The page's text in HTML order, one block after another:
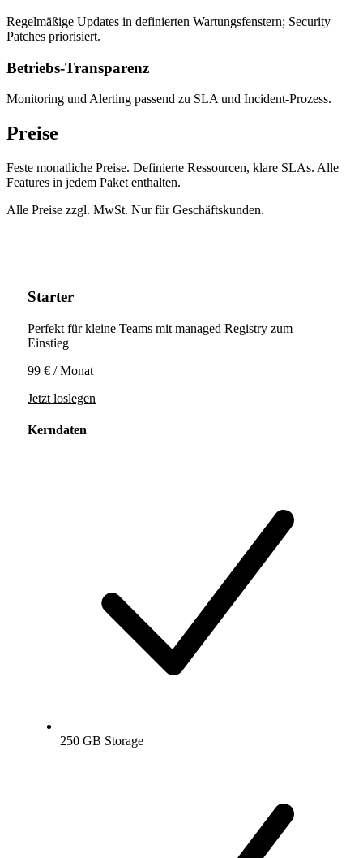
Regelmäßige Updates in definierten Wartungsfenstern; Security
Patches priorisiert.
Betriebs-Transparenz
Monitoring und Alerting passend zu SLA und Incident-Prozess.
Preise
Feste monatliche Preise. Definierte Ressourcen, klare SLAs. Alle
Features in jedem Paket enthalten.
Alle Preise zzgl. MwSt. Nur für Geschäftskunden.
Starter
Perfekt für kleine Teams mit managed Registry zum
Einstieg
99 € / Monat
Jetzt loslegen
Kerndaten
250 GB Storage